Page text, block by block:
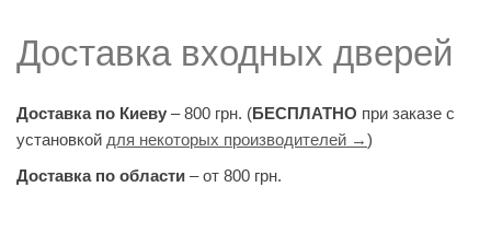
Доставка входных дверей
Доставка по Киеву – 800 грн. (БЕСПЛАТНО при заказе с
установкой для некоторых производителей →)
Доставка по области – от 800 грн.